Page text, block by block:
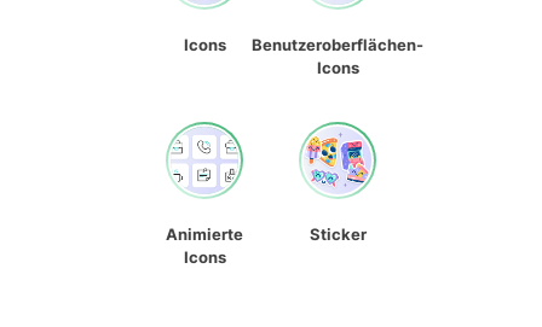
Icons
Benutzeroberflächen-
Icons
Animierte
Icons
Sticker